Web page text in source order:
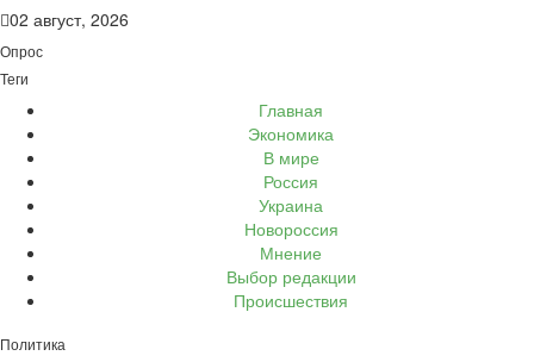
02 август, 2026
Опрос
Теги
Главная
Экономика
В мире
Россия
Украина
Новороссия
Мнение
Выбор редакции
Происшествия
Политика